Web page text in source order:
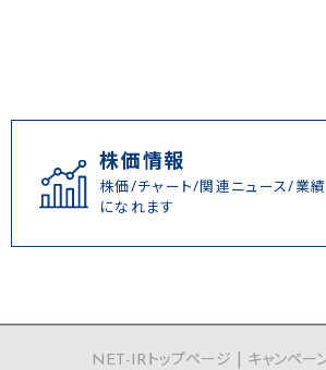
株価情報
株価/チャート/関連ニュース/業
になれます
NET-IRトップページ キャンペー